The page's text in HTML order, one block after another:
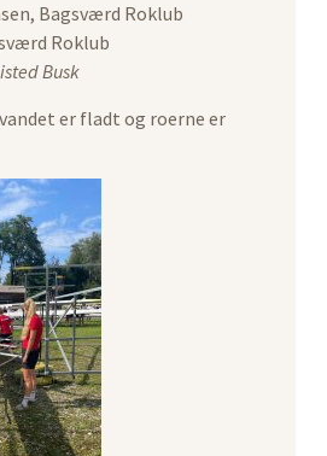
Bagsværd Roklub
Roklub
Busk
er fladt og roerne er